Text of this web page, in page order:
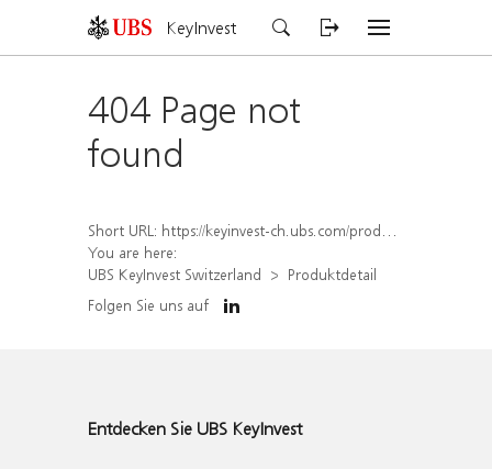
KeyInvest
404 Page not
found
Short URL: https://keyinvest-ch.ubs.com/produkt/detail/index/isin/CH1577815363
You are here:
UBS KeyInvest Switzerland
Produktdetail
Folgen Sie uns auf
Entdecken Sie UBS KeyInvest